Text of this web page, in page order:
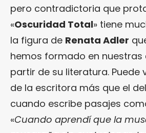
pero contradictoria que
«Oscuridad Total» tiene
la figura de Renata Adler
hemos formado en nuestras
partir de su literatura. Puede
de la escritora más que el
cuando escribe pasajes
«Cuando aprendí que la